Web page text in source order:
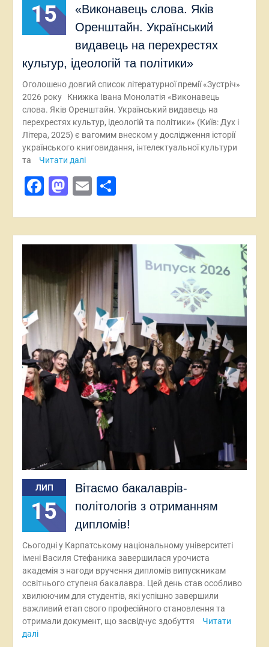
15
«Виконавець слова. Яків
Оренштайн. Український
видавець на перехрестях
культур, ідеологій та політики»
Оголошено довгий список літературної премії «Зустріч»
2026 року Книжка Івана Монолатія «Виконавець
слова. Яків Оренштайн. Український видавець на
перехрестях культур, ідеологій та політики» (Київ: Дух і
Літера, 2025) є вагомим внеском у дослідження історії
українського книговидання, інтелектуальної культури
та
Читати далі
Facebook
Mastodon
EmailПоділитися
ЛИП
15
Вітаємо бакалаврів-
політологів з отриманням
дипломів!
Сьогодні у Карпатському національному університеті
імені Василя Стефаника завершилася урочиста
академія з нагоди вручення дипломів випускникам
освітнього ступеня бакалавра. Цей день став особливо
хвилюючим для студентів, які успішно завершили
важливий етап свого професійного становлення та
отримали документ, що засвідчує здобуття
Читати
далі